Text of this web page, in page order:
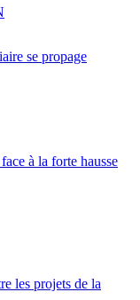
se propage
à la forte hausse
les projets de la